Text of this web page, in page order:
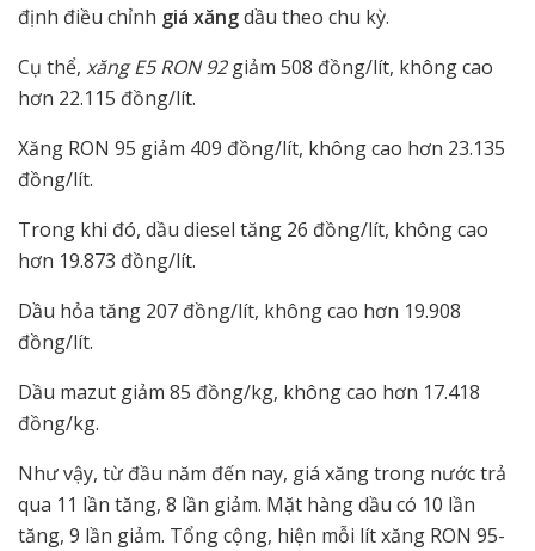
định điều chỉnh giá xăngdầu theo chu kỳ.
Cụ thể, xăng E5 RON 92giảm 508 đồng/lít, không cao
hơn 22.115 đồng/lít.
Xăng RON 95 giảm 409 đồng/lít, không cao hơn 23.135
đồng/lít.
Trong khi đó, dầu diesel tăng 26 đồng/lít, không cao
hơn 19.873 đồng/lít.
Dầu hỏa tăng 207 đồng/lít, không cao hơn 19.908
đồng/lít.
Dầu mazut giảm 85 đồng/kg, không cao hơn 17.418
đồng/kg.
Như vậy, từ đầu năm đến nay, giá xăng trong nước trả
qua 11 lần tăng, 8 lần giảm. Mặt hàng dầu có 10 lần
tăng, 9 lần giảm. Tổng cộng, hiện mỗi lít xăng RON 95-